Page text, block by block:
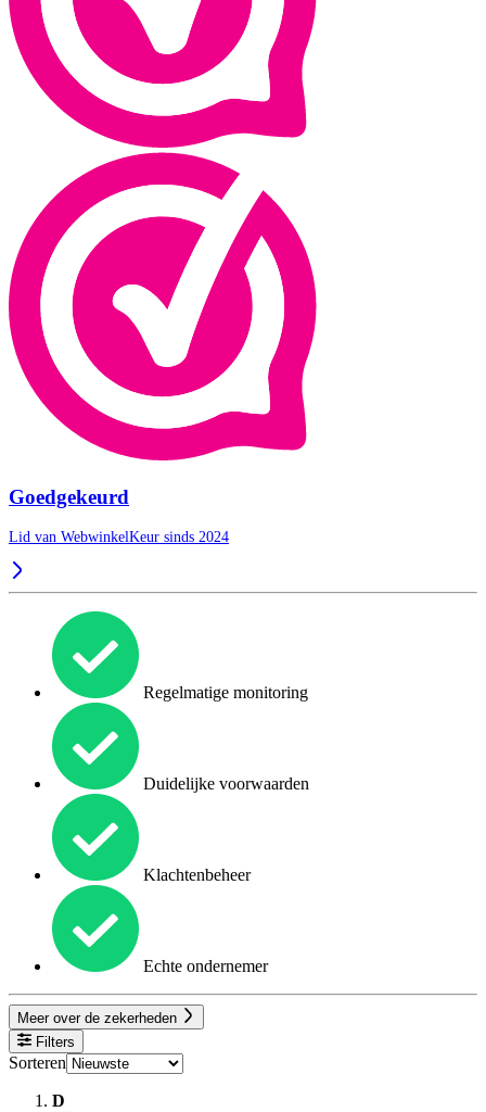
Goedgekeurd
Lid van WebwinkelKeur sinds 2024
Regelmatige monitoring
Duidelijke voorwaarden
Klachtenbeheer
Echte ondernemer
Meer over de zekerheden
Filters
Sorteren
D